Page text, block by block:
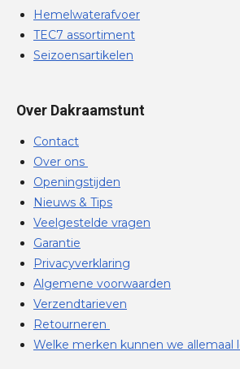
Hemelwaterafvoer
TEC7 assortiment
Seizoensartikelen
Over Dakraamstunt
Contact
Over ons
Openingstijden
Nieuws & Tips
Veelgestelde vragen
Garantie
Privacyverklaring
Algemene voorwaarden
Verzendtarieven
Retourneren
Welke merken kunnen we allemaal